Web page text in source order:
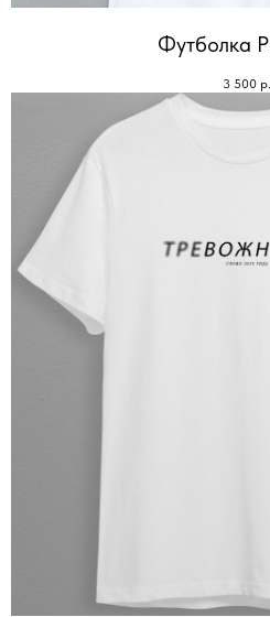
Футболка
3 500 р.